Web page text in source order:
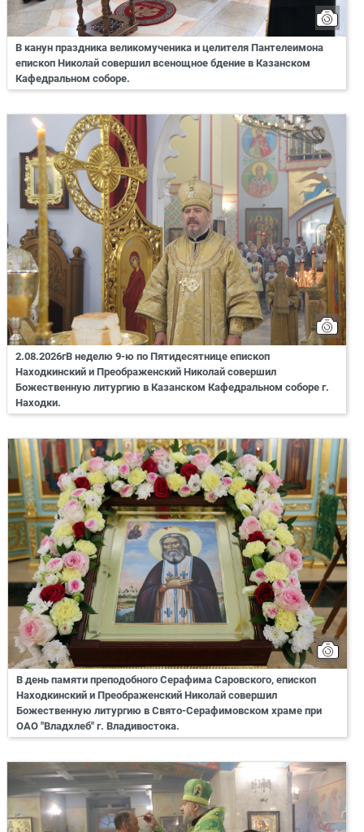
В канун праздника великомученика и целителя Пантелеимона
епископ Николай совершил всенощное бдение в Казанском
Кафедральном соборе.
2.08.2026гВ неделю 9-ю по Пятидесятнице епископ
Находкинский и Преображенский Николай совершил
Божественную литургию в Казанском Кафедральном соборе г.
Находки.
В день памяти преподобного Серафима Саровского, епископ
Находкинский и Преображенский Николай совершил
Божественную литургию в Свято-Серафимовском храме при
ОАО "Владхлеб" г. Владивостока.